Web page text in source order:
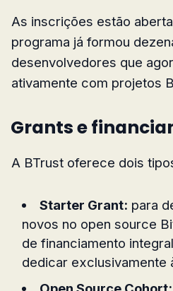
As inscrições estão
programa já formou
desenvolvedores que
ativamente com projetos
Grants e
A BTrust oferece dois
Starter Grant: para
novos no open source
de financiamento
dedicar exclusivamente